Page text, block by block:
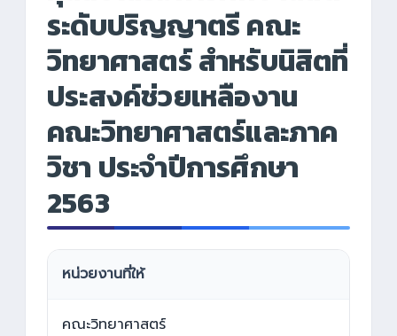
ระดับปริญญาตรี คณะ
วิทยาศาสตร์ สำหรับนิสิตที่
ประสงค์ช่วยเหลืองาน
คณะวิทยาศาสตร์และภาค
วิชา ประจำปีการศึกษา
2563
หน่วยงานที่ให้
คณะวิทยาศาสตร์